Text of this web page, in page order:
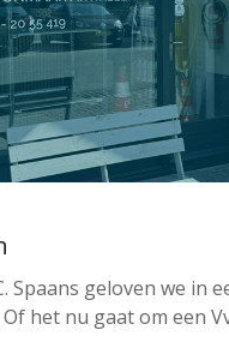
Spaans geloven we
het nu gaat om een